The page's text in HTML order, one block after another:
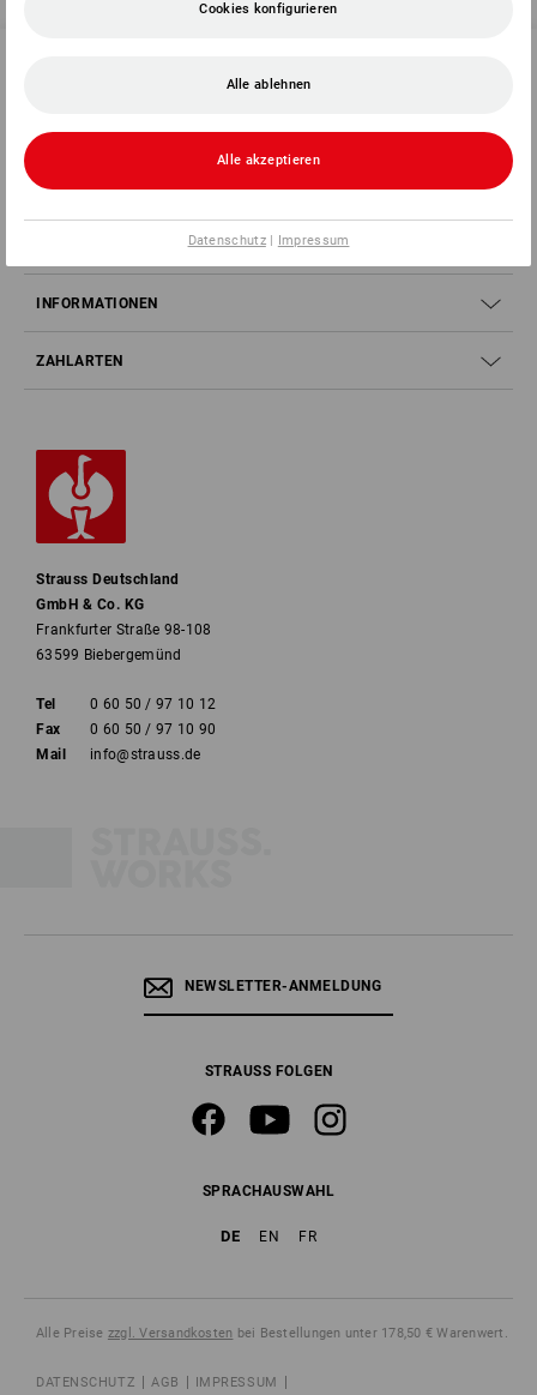
SERVICE
INFORMATIONEN
ZAHLARTEN
Strauss Deutschland
GmbH & Co. KG
Frankfurter Straße 98-108
63599 Biebergemünd
Tel
0 60 50 / 97 10 12
Fax
0 60 50 / 97 10 90
Mail
info@strauss.de
NEWSLETTER-ANMELDUNG
STRAUSS FOLGEN
SPRACHAUSWAHL
DE EN FR
Alle Preise zzgl. Versandkosten bei Bestellungen unter 178,50 € Warenwert.
DATENSCHUTZ AGB IMPRESSUM
Cookies konfigurieren
Alle ablehnen
Alle akzeptieren
Datenschutz| Impressum